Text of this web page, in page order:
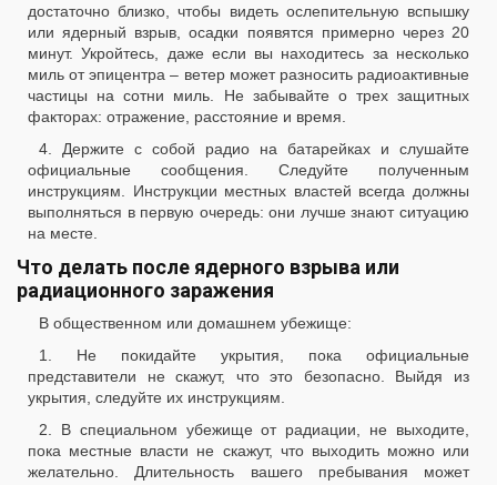
достаточно близко, чтобы видеть ослепительную вспышку
или ядерный взрыв, осадки появятся примерно через 20
минут. Укройтесь, даже если вы находитесь за несколько
миль от эпицентра – ветер может разносить радиоактивные
частицы на сотни миль. Не забывайте о трех защитных
факторах: отражение, расстояние и время.
4. Держите с собой радио на батарейках и слушайте
официальные сообщения. Следуйте полученным
инструкциям. Инструкции местных властей всегда должны
выполняться в первую очередь: они лучше знают ситуацию
на месте.
Что делать после ядерного взрыва или
радиационного заражения
В общественном или домашнем убежище:
1. Не покидайте укрытия, пока официальные
представители не скажут, что это безопасно. Выйдя из
укрытия, следуйте их инструкциям.
2. В специальном убежище от радиации, не выходите,
пока местные власти не скажут, что выходить можно или
желательно. Длительность вашего пребывания может